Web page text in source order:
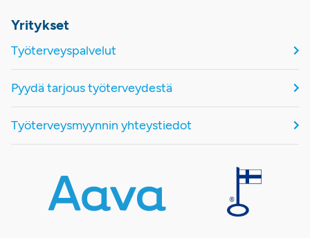
Yritykset
Työterveyspalvelut
Pyydä tarjous työterveydestä
Työterveysmyynnin yhteystiedot